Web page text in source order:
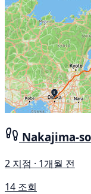
Nakajima-
2 지점 · 1개월 전
14 조회